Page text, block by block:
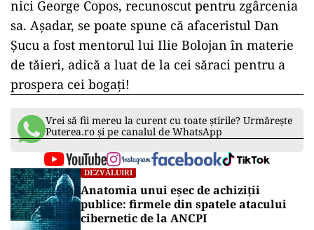
nici George Copos, recunoscut pentru zgârcenia
sa. Așadar, se poate spune că afaceristul Dan
Șucu a fost mentorul lui Ilie Bolojan în materie
de tăieri, adică a luat de la cei săraci pentru a
prospera cei bogați!
Vrei să fii mereu la curent cu toate știrile? Urmărește
Puterea.ro și pe canalul de WhatsApp
DEZVĂLUIRI
Anatomia unui eșec de achiziții
publice: firmele din spatele atacului
cibernetic de la ANCPI